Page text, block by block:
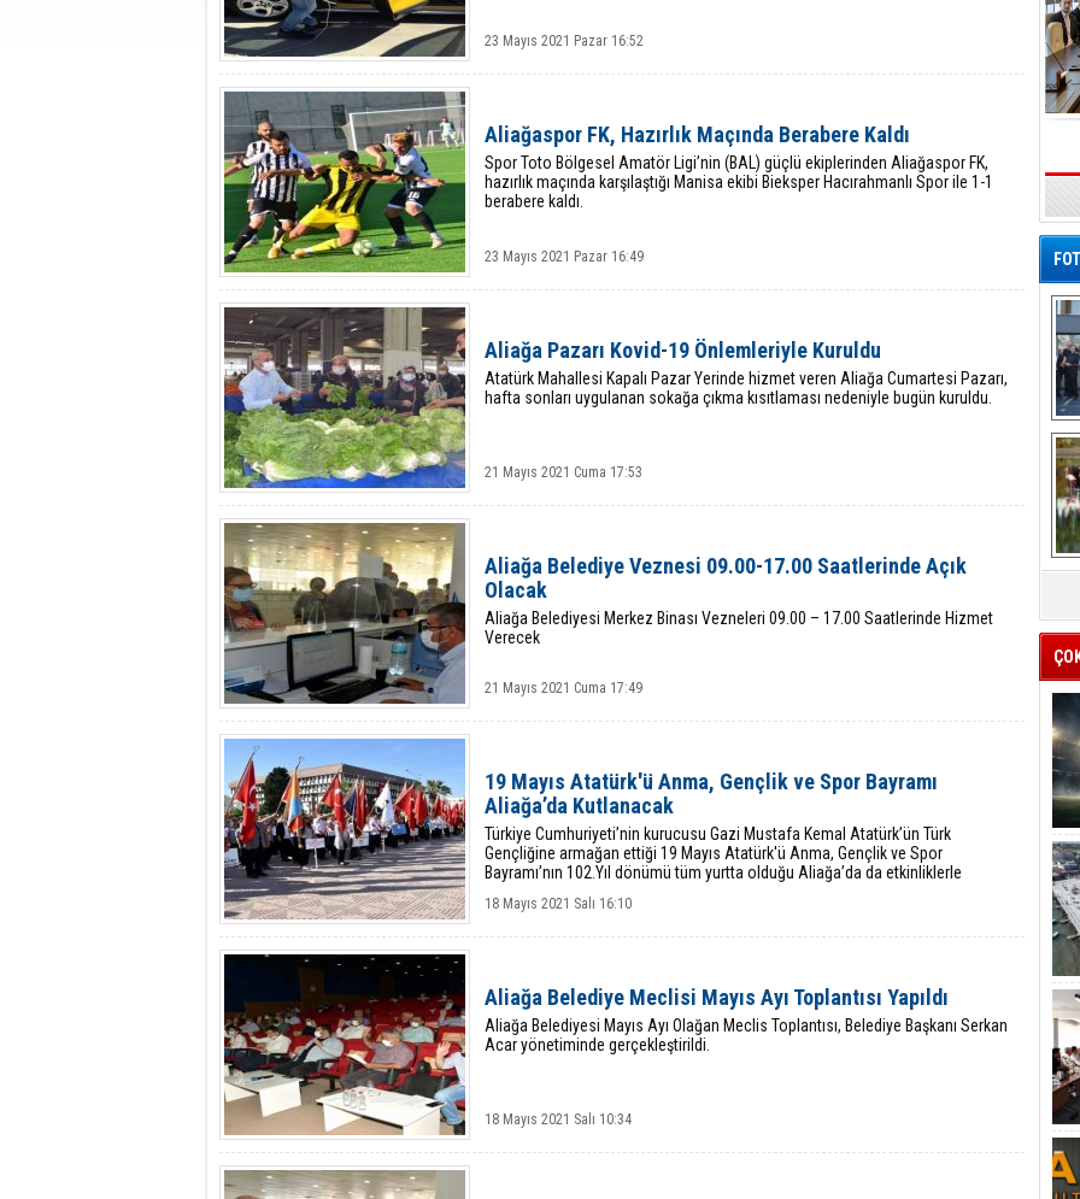
23 Mayıs 2021 Pazar 16:52
Aliağaspor FK, Hazırlık Maçında Berabere Kaldı
Spor Toto Bölgesel Amatör Ligi’nin (BAL) güçlü ekiplerinden Aliağaspor FK,
hazırlık maçında karşılaştığı Manisa ekibi Bieksper Hacırahmanlı Spor ile 1-1
berabere kaldı.
23 Mayıs 2021 Pazar 16:49
Aliağa Pazarı Kovid-19 Önlemleriyle Kuruldu
Atatürk Mahallesi Kapalı Pazar Yerinde hizmet veren Aliağa Cumartesi Pazarı,
hafta sonları uygulanan sokağa çıkma kısıtlaması nedeniyle bugün kuruldu.
21 Mayıs 2021 Cuma 17:53
Aliağa Belediye Veznesi 09.00-17.00 Saatlerinde Açık
Olacak
Aliağa Belediyesi Merkez Binası Vezneleri 09.00 – 17.00 Saatlerinde Hizmet
Verecek
21 Mayıs 2021 Cuma 17:49
19 Mayıs Atatürk'ü Anma, Gençlik ve Spor Bayramı
Aliağa’da Kutlanacak
Türkiye Cumhuriyeti’nin kurucusu Gazi Mustafa Kemal Atatürk’ün Türk
Gençliğine armağan ettiği 19 Mayıs Atatürk'ü Anma, Gençlik ve Spor
Bayramı’nın 102.Yıl dönümü tüm yurtta olduğu Aliağa’da da etkinliklerle
18 Mayıs 2021 Salı 16:10
Aliağa Belediye Meclisi Mayıs Ayı Toplantısı Yapıldı
Aliağa Belediyesi Mayıs Ayı Olağan Meclis Toplantısı, Belediye Başkanı Serkan
Acar yönetiminde gerçekleştirildi.
18 Mayıs 2021 Salı 10:34